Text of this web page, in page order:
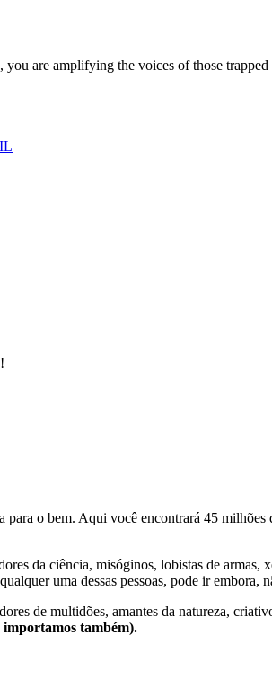
are amplifying the voices of those
o bem. Aqui você encontrará 45
da ciência, misóginos, lobistas de armas,
uma dessas pessoas, pode ir embora,
de multidões, amantes da natureza,
importamos também).